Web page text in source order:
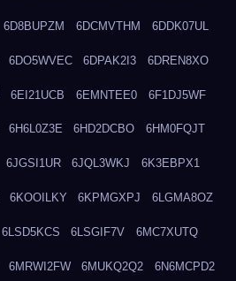
6D8BUPZM 6DCMVTHM 6DDK07UL
6DO5WVEC 6DPAK2I3 6DREN8XO
6EI21UCB 6EMNTEE0 6F1DJ5WF
6H6L0Z3E 6HD2DCBO 6HM0FQJT
6JGSI1UR 6JQL3WKJ 6K3EBPX1
6KOOILKY 6KPMGXPJ 6LGMA8OZ
6LSD5KCS 6LSGIF7V 6MC7XUTQ
6MRWI2FW 6MUKQ2Q2 6N6MCPD2